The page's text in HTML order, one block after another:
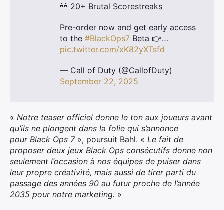
💀 20+ Brutal Scorestreaks
Pre-order now and get early access
to the #BlackOps7 Beta 👉…
pic.twitter.com/xK82yXTsfd
— Call of Duty (@CallofDuty)
September 22, 2025
« Notre teaser officiel donne le ton aux joueurs avant
qu’ils ne plongent dans la folie qui s’annonce
pour Black Ops 7», poursuit Bahl. « Le fait de
proposer deux jeux Black Ops consécutifs donne non
seulement l’occasion à nos équipes de puiser dans
leur propre créativité, mais aussi de tirer parti du
passage des années 90 au futur proche de l’année
2035 pour notre marketing. »